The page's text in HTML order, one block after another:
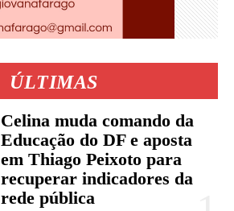
ÚLTIMAS
Celina muda comando da
Educação do DF e aposta
em Thiago Peixoto para
recuperar indicadores da
rede pública